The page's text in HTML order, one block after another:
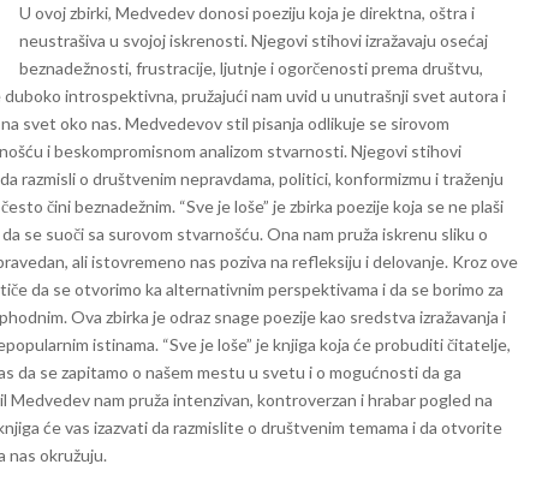
U ovoj zbirki, Medvedev donosi poeziju koja je direktna, oštra i
neustrašiva u svojoj iskrenosti. Njegovi stihovi izražavaju osećaj
beznadežnosti, frustracije, ljutnje i ogorčenosti prema društvu,
duboko introspektivna, pružajući nam uvid u unutrašnji svet autora i
svet oko nas. Medvedevov stil pisanja odlikuje se sirovom
i beskompromisnom analizom stvarnosti. Njegovi stihovi
razmisli o društvenim nepravdama, politici, konformizmu i traženju
čini beznadežnim. “Sve je loše” je zbirka poezije koja se ne plaši
se suoči sa surovom stvarnošću. Ona nam pruža iskrenu sliku o
ali istovremeno nas poziva na refleksiju i delovanje. Kroz ove
da se otvorimo ka alternativnim perspektivama i da se borimo za
Ova zbirka je odraz snage poezije kao sredstva izražavanja i
istinama. “Sve je loše” je knjiga koja će probuditi čitatelje,
da se zapitamo o našem mestu u svetu i o mogućnosti da ga
Medvedev nam pruža intenzivan, kontroverzan i hrabar pogled na
će vas izazvati da razmislite o društvenim temama i da otvorite
nas okružuju.